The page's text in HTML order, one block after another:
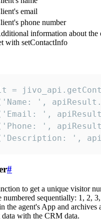
email
phone number
information about the
with setContactInfo
=
',
',
',
',
#
to get a unique visitor
numbered sequentially: 1, 2,
the agent's App and archives
data with the CRM data.